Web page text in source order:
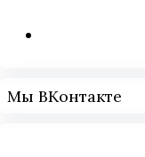
Мы ВКонтакте